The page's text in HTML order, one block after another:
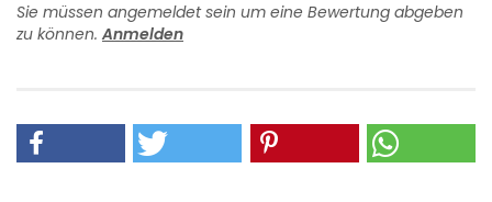
Sie müssen angemeldet sein um eine Bewertung abgeben
zu können. Anmelden